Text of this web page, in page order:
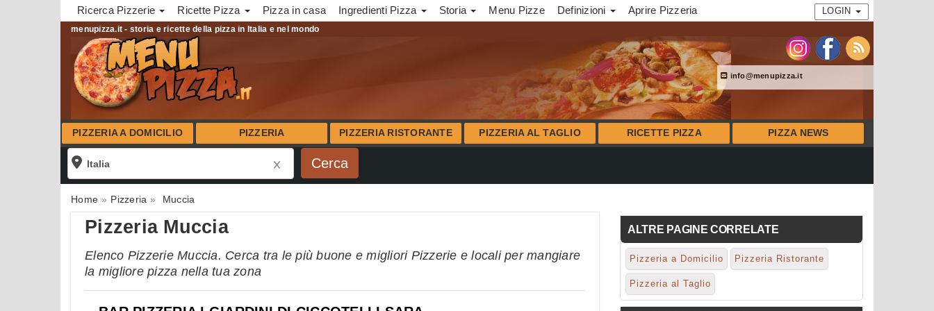
Ricerca Pizzerie Ricette Pizza Pizza in casa Ingredienti Pizza Storia Menu Pizze Definizioni Aprire Pizzeria LOGIN
menupizza.it - storia e ricette della pizza in Italia e nel mondo
info@menupizza.it
PIZZERIA A DOMICILIO PIZZERIA PIZZERIA RISTORANTE PIZZERIA AL TAGLIO RICETTE PIZZA PIZZA NEWS
Home Pizzeria Muccia
Pizzeria Muccia
Elenco Pizzerie Muccia. Cerca tra le più buone e migliori Pizzerie e locali per mangiare
la migliore pizza nella tua zona
ALTRE PAGINE CORRELATE
Pizzeria a Domicilio Pizzeria Ristorante
Pizzeria al Taglio